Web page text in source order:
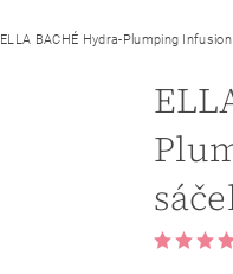
ELLA BACHÉ Hydra-Plumping